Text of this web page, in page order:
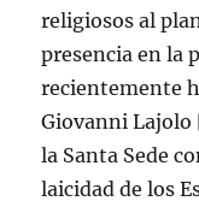
religiosos al
presencia en la
recientemente
Giovanni Lajolo
la Santa Sede
laicidad de los